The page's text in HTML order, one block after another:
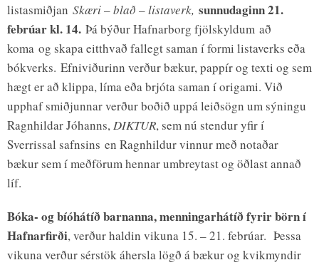
listasmiðjan Skæri – blað – listaverk, sunnudaginn 21.
febrúar kl. 14. Þá býður Hafnarborg fjölskyldum að
koma og skapa eitthvað fallegt saman í formi listaverks eða
bókverks. Efniviðurinn verður bækur, pappír og texti og sem
hægt er að klippa, líma eða brjóta saman í origami. Við
upphaf smiðjunnar verður boðið uppá leiðsögn um sýningu
Ragnhildar Jóhanns,DIKTUR, sem nú stendur yfir í
Sverrissal safnsins en Ragnhildur vinnur með notaðar
bækur sem í meðförum hennar umbreytast og öðlast annað
líf.
Bóka- og bíóhátíð barnanna, menningarhátíð fyrir börn í
Hafnarfirði, verður haldin vikuna 15. – 21. febrúar. Þessa
vikuna verður sérstök áhersla lögð á bækur og kvikmyndir